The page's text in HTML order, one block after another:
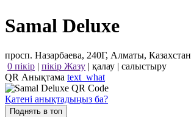
Samal Deluxe
просп. Назарбаева, 240Г, Алматы, Казахстан
0 пікір | пікір Жазу | қалау | салыстыру
QR Анықтама text_what
Қатені анықтадыңыз ба?
Поднять в топ